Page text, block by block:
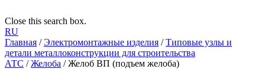
Close this search box.
RU
Главная /Электромонтажные изделия /Типовые узлы и
детали металлоконструкции для строительства
АТС /Желоба / Желоб ВП (подъем желоба)